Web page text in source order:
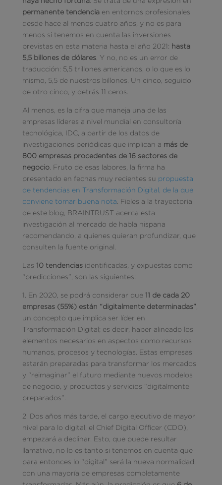
permanente tendenciaen entornos profesionales
desde hace al menos cuatro años, y no es para
menos si tenemos en cuenta las inversiones
previstas en esta materia hasta el año 2021: hasta
5,5 billones de dólares. Y no, no es un error de
traducción: 5,5 trillones americanos, o lo que es lo
mismo, 5,5 de nuestros billones. Un cinco, seguido
de otro cinco, y detrás 11 ceros.
Al menos, es la cifra que maneja una de las
empresas líderes a nivel mundial en consultoría
tecnológica, IDC, a partir de los datos de
investigaciones periódicas que implican a más de
800 empresas procedentes de 16 sectores de
negocio. Fruto de esas labores, la firma ha
presentado en fechas muy recientes su propuesta
de tendencias en Transformación Digital, de la que
conviene tomar buena nota . Fieles a la trayectoria
de este blog, BRAINTRUST acerca esta
investigación al mercado de habla hispana
recomendando, a quienes quieran profundizar, que
consulten la fuente original.
Las 10 tendenciasidentificadas, y expuestas como
“predicciones”, son las siguientes:
1. En 2020, se podrá considerar que 11 de cada 20
empresas (55%) están “digitalmente determinadas”
un concepto que implica ser líder en
Transformación Digital; es decir, haber alineado los
elementos necesarios en aspectos como recursos
humanos, procesos y tecnologías. Estas empresas
estarán preparadas para transformar los mercados
y “reimaginar” el futuro mediante nuevos modelos
de negocio, y productos y servicios “digitalmente
preparados”.
2. Dos años más tarde, el cargo ejecutivo de mayor
nivel para lo digital, el Chief Digital Officer (CDO),
empezará a declinar. Esto, que puede resultar
llamativo, no lo es tanto si tenemos en cuenta que
para entonces lo “digital” será la nueva normalidad,
con una mayoría de empresas completamente